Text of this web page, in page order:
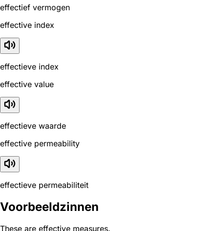
effectief vermogen
effective index
effectieve index
effective value
effectieve waarde
effective permeability
effectieve permeabiliteit
Voorbeeldzinnen
These are effective measures.